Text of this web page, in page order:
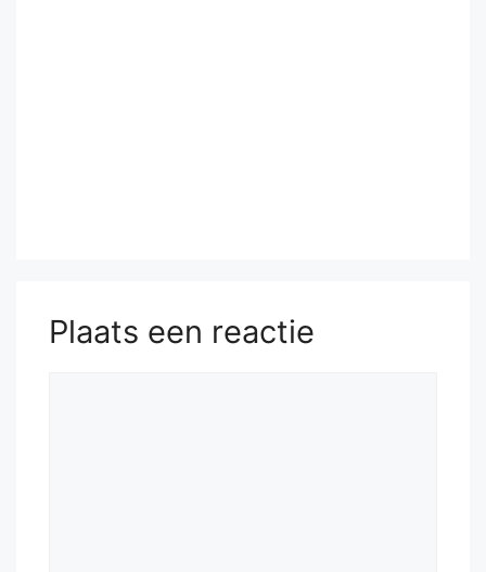
Plaats een reactie